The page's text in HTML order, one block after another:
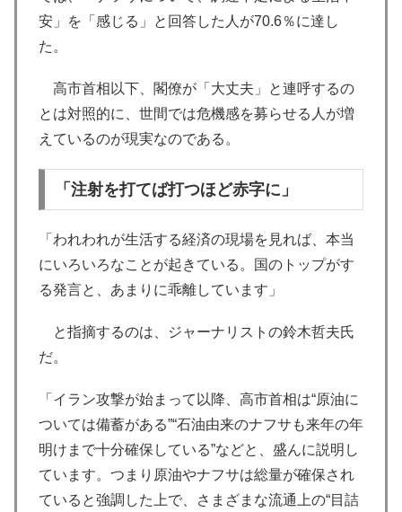
安」を「感じる」と回答した人が70.6％に達し
た。
高市首相以下、閣僚が「大丈夫」と連呼するの
とは対照的に、世間では危機感を募らせる人が増
えているのが現実なのである。
「注射を打てば打つほど赤字に」
「われわれが生活する経済の現場を見れば、本当
にいろいろなことが起きている。国のトップがす
る発言と、あまりに乖離しています」
と指摘するのは、ジャーナリストの鈴木哲夫氏
だ。
「イラン攻撃が始まって以降、高市首相は“原油に
ついては備蓄がある”“石油由来のナフサも来年の年
明けまで十分確保している”などと、盛んに説明し
ています。つまり原油やナフサは総量が確保され
ていると強調した上で、さまざまな流通上の“目詰